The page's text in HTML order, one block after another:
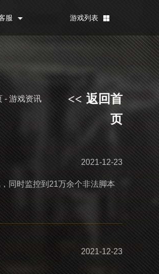
游戏列表
服
<< 返回首
页
- 游戏资讯
2021-12-23
同时监控到21万余个非法脚本
2021-12-23